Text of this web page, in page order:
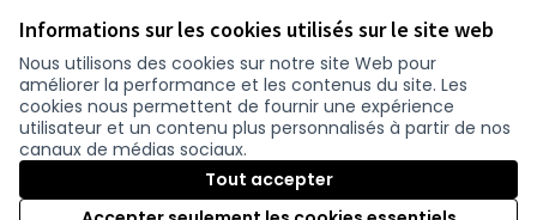
Informations sur les cookies utilisés sur le site web
Nous utilisons des cookies sur notre site Web pour
améliorer la performance et les contenus du site. Les
cookies nous permettent de fournir une expérience
utilisateur et un contenu plus personnalisés à partir de nos
canaux de médias sociaux.
Tout accepter
Conditions d'utilisation
Paramètres des cookies
participer.loire-atlantique.fr sur Facebook
(Nouvelle fenêtre)
participer.loire-atlantique.fr sur Instagram
(Nouvelle fenêtre)
participer.loire-atlantique.fr sur YouTube
(Nouvelle fenêtre)